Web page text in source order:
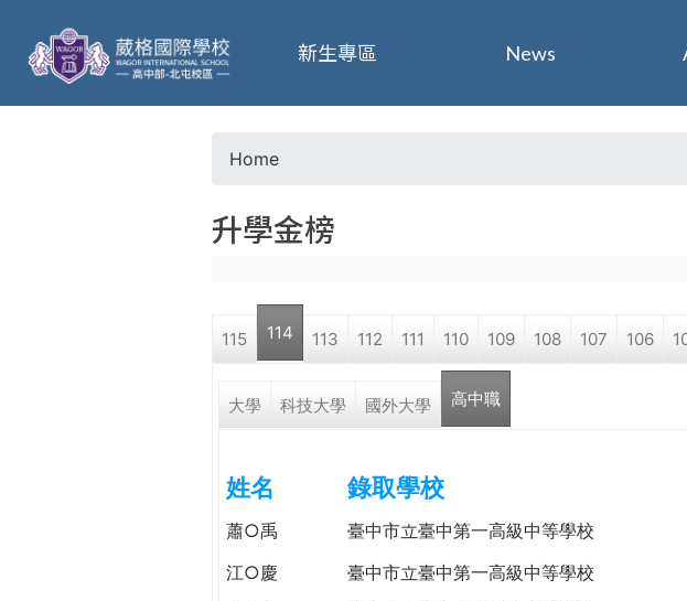
葳
格
o
a
r
h
e
Home
升學金榜
115 114 113 112 111 110 109 108 107 106
大學 科技大學 國外大學 高中職
姓名 錄取學校
蕭○禹 臺中市立臺中第一高級中等學校
江○慶
臺中市立臺中第一高級中等學校
新生專區 News